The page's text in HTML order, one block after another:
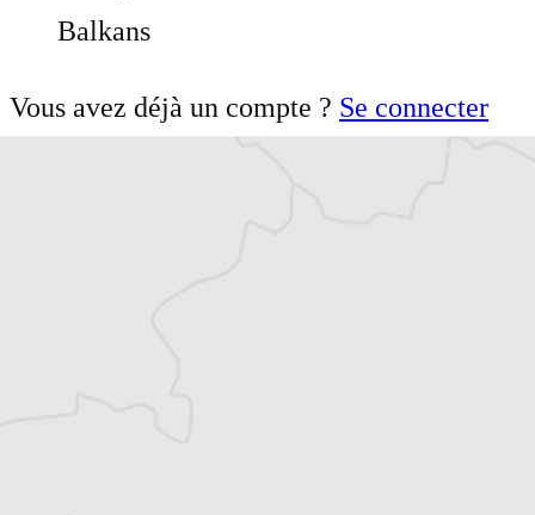
Balkans
Vous avez déjà un compte ? Se connecter